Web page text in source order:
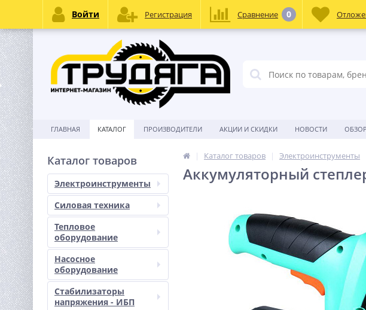
ГЛАВНАЯ КАТАЛОГ ПРОИЗВОДИТЕЛИ АКЦИИ И СКИДКИ НОВОСТИ
Каталог товаров
Электроинструменты
Силовая техника
Тепловое
оборудование
Насосное
оборудование
Стабилизаторы
напряжения - ИБП
Каталог товаров Электроинструменты
Аккумуляторный
Войти Регистрация Сравнение 0